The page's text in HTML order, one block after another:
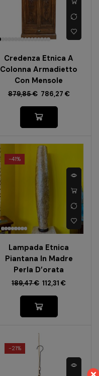
Credenza Etnica A
Colonna Armadietto
Con Mensole
879,85€ 786,27 €
-41%
Lampada Etnica
Piantana In Madre
Perla D’orata
189,47€ 112,31€
-21%